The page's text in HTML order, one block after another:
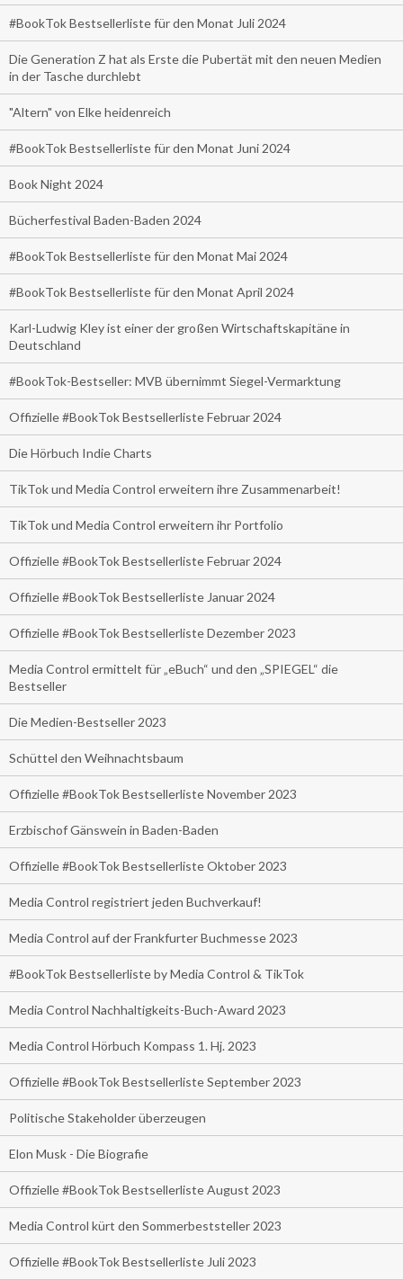
#BookTok Bestsellerliste für den Monat Juli 2024
Die Generation Z hat als Erste die Pubertät mit den neuen Medien
in der Tasche durchlebt
"Altern" von Elke heidenreich
#BookTok Bestsellerliste für den Monat Juni 2024
Book Night 2024
Bücherfestival Baden-Baden 2024
#BookTok Bestsellerliste für den Monat Mai 2024
#BookTok Bestsellerliste für den Monat April 2024
Karl-Ludwig Kley ist einer der großen Wirtschaftskapitäne in
Deutschland
#BookTok-Bestseller: MVB übernimmt Siegel-Vermarktung
Offizielle #BookTok Bestsellerliste Februar 2024
Die Hörbuch Indie Charts
TikTok und Media Control erweitern ihre Zusammenarbeit!
TikTok und Media Control erweitern ihr Portfolio
Offizielle #BookTok Bestsellerliste Februar 2024
Offizielle #BookTok Bestsellerliste Januar 2024
Offizielle #BookTok Bestsellerliste Dezember 2023
Media Control ermittelt für „eBuch“ und den „SPIEGEL“ die
Bestseller
Die Medien-Bestseller 2023
Schüttel den Weihnachtsbaum
Offizielle #BookTok Bestsellerliste November 2023
Erzbischof Gänswein in Baden-Baden
Offizielle #BookTok Bestsellerliste Oktober 2023
Media Control registriert jeden Buchverkauf!
Media Control auf der Frankfurter Buchmesse 2023
#BookTok Bestsellerliste by Media Control & TikTok
Media Control Nachhaltigkeits-Buch-Award 2023
Media Control Hörbuch Kompass 1. Hj. 2023
Offizielle #BookTok Bestsellerliste September 2023
Politische Stakeholder überzeugen
Elon Musk - Die Biografie
Offizielle #BookTok Bestsellerliste August 2023
Media Control kürt den Sommerbeststeller 2023
Offizielle #BookTok Bestsellerliste Juli 2023